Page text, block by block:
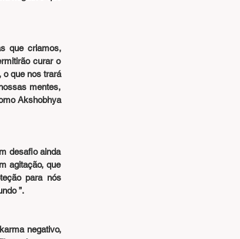
que criamos,
curar o
que nos trará
mentes,
Akshobhya
desafio ainda
agitação, que
para nós
”.
negativo,